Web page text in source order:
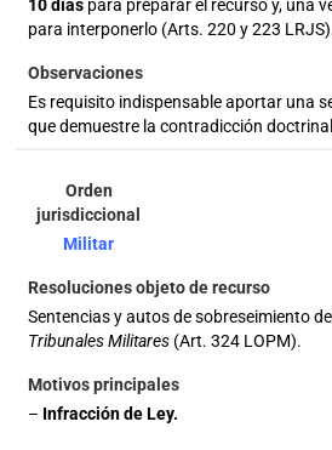
10 días para preparar el recurso y, una
para interponerlo (Arts. 220 y 223
Es requisito indispensable aportar una
que demuestre la contradicción
Militar
Sentencias y autos de sobreseimiento
Tribunales Militares (Art. 324 LOPM).
– Infracción de Ley.